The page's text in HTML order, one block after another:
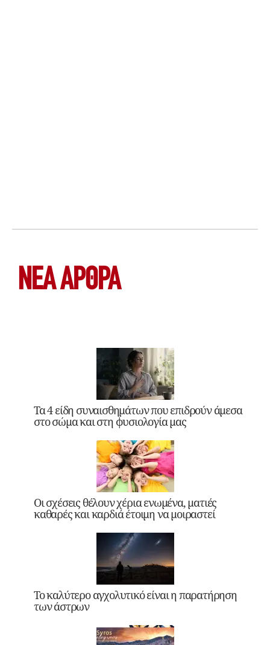
ΝΕΑ ΆΡΘΡΑ
Τα 4 είδη συναισθημάτων που επιδρούν άμεσα
στο σώμα και στη φυσιολογία μας
Οι σχέσεις θέλουν χέρια ενωμένα, ματιές
καθαρές και καρδιά έτοιμη να μοιραστεί
Το καλύτερο αγχολυτικό είναι η παρατήρηση
των άστρων